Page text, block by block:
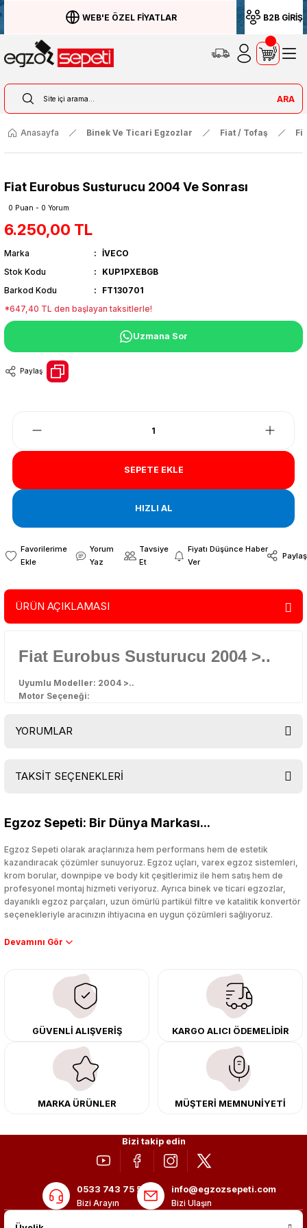
WEB'E ÖZEL FİYATLAR B2B GİRİŞ
ARA
Anasayfa Binek Ve Ticari Egzozlar Fiat / Tofaş
Fiat Eurobus Susturucu 2004 Ve Sonrası
0 Puan - 0 Yorum
6.250,00 TL
Marka
İVECO
Stok Kodu
KUP1PXEBGB
Barkod Kodu
FT130701
*647,40 TL den başlayan taksitlerle!
Uzmana Sor
Paylaş
SEPETE EKLE
HIZLI AL
Yorum
Yaz
Tavsiye
Et
Fiyatı Düşünce Haber
Ver
Paylaş
ÜRÜN AÇIKLAMASI
Fiat Eurobus Susturucu 2004 >..
Uyumlu Modeller: 2004 >..
Motor Seçeneği:
YORUMLAR
TAKSİT SEÇENEKLERİ
Egzoz Sepeti: Bir Dünya Markası...
Egzoz Sepeti olarak araçlarınıza hem performans hem de estetik
kazandıracak çözümler sunuyoruz. Egzoz uçları, varex egzoz sistemleri,
krom borular, downpipe ve body kit çeşitlerimiz ile hem satış hem de
profesyonel montaj hizmeti veriyoruz. Ayrıca binek ve ticari egzozlar,
dayanıklı egzoz parçaları, uzun ömürlü partikül filtre ve katalitik konvertör
seçenekleriyle aracınızın ihtiyacına en uygun çözümleri sağlıyoruz.
Performans artışı isteyen sürücüler için özel performans egzozları ve
çıkma orijinal ürünler ile yenileyebilir, body kit uygulamalarıyla aracınızın
tasarımını ve aerodinamisini üst seviyeye taşıyabilirsiniz.
Tüm ürünlerimiz orijinal, dayanıklı ve uzun ömürlüdür. İstanbul’daki montaj
merkezimizde profesyonel montaj yapıyor, Türkiye’nin her yerine güvenli
kargo ile teslimat gerçekleştiriyoruz. Aracınıza değer katmak için doğru
adres: Egzoz Sepeti.
GÜVENLİ ALIŞVERİŞ KARGO ALICI ÖDEMELİDİR
MARKA ÜRÜNLER MÜŞTERİ MEMNUNİYETİ
Bizi takip edin
0533 743 75 56
Bizi Arayın
info@egzozsepeti.com
Bizi Ulaşın